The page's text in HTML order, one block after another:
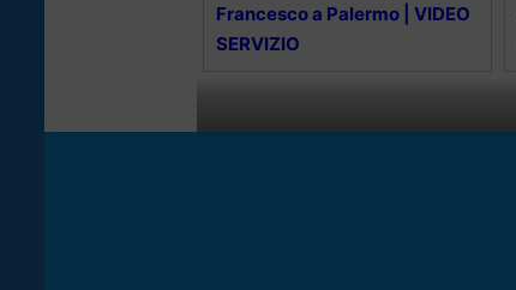
Francesco a Palermo | VIDEO
SERVIZIO